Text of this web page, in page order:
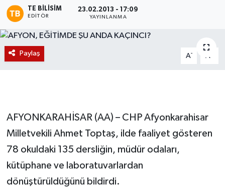
TE BILISIM
EDITÖR
23.02.2013 - 17:09
YAYINLANMA
Paylaş A- A
AFYONKARAHİSAR (AA) – CHP Afyonkarahisar
Milletvekili Ahmet Toptaş, ilde faaliyet gösteren
78 okuldaki 135 dersliğin, müdür odaları,
kütüphane ve laboratuvarlardan
dönüştürüldüğünü bildirdi.
Etkinlikler